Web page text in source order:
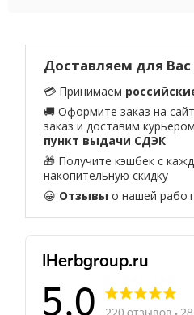
Доставляем для
💳 Принимаем
🚚 Оформите заказ на
заказ и доставим
пункт выдачи СДЭК
🎁 Получите кэшбек с
накопительную скидку
😀 Отзывы о нашей